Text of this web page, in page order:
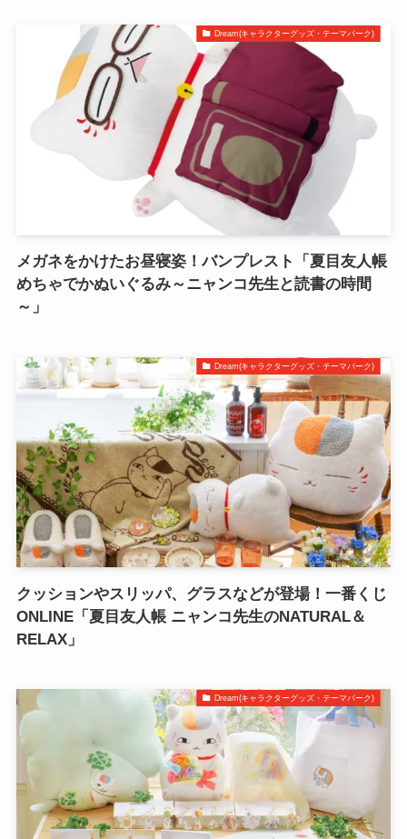
Dream(キャラクターグッズ・テーマパーク)
メガネをかけたお昼寝姿！バンプレスト「夏目友人帳
めちゃでかぬいぐるみ～ニャンコ先生と読書の時間
～」
Dream(キャラクターグッズ・テーマパーク)
クッションやスリッパ、グラスなどが登場！一番くじ
ONLINE「夏目友人帳 ニャンコ先生のNATURAL＆
RELAX」
Dream(キャラクターグッズ・テーマパーク)